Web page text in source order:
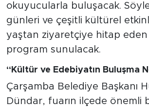
okuyucularla buluşacak.
günleri ve çeşitli kültürel
yaştan ziyaretçiye hitap
program sunulacak.
“Kültür ve Edebiyatın Buluşma
Çarşamba Belediye Başkanı
Dündar, fuarın ilçede önemli